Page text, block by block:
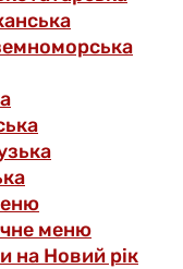
меню
на Новий рік